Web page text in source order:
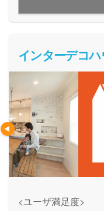
インターデコ
<ユーザ満足度>